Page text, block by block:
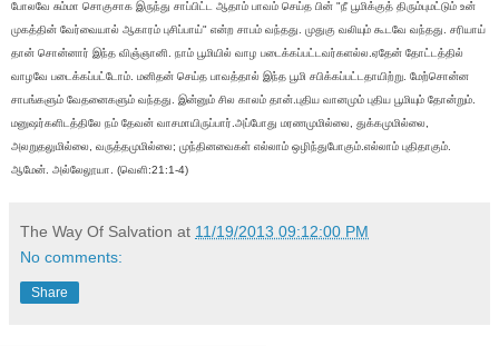
போலவே சும்மா சொகுசாக‌ இருந்து சாப்பிட்ட ஆதாம் பாவம் செய்த பின் "நீ பூமிக்குத் திரும்புமட்டும் உன்
முகத்தின் வேர்வையால் ஆகாரம் புசிப்பாய்" என்ற சாபம் வந்தது. முதுகு வலியும் கூடவே வந்தது. சரியாய்
தான் சொன்னார் இந்த விஞ்ஞானி. நாம் பூமியில் வாழ‌ படைக்கப்பட்டவர்களல்ல.ஏதேன் தோட்டத்தில்
வாழவே படைக்கப்பட்டோம். மனிதன் செய்த‌ பாவத்தால் இந்த பூமி சபிக்கப்பட்டதாயிற்று. மேற்சொன்ன
சாபங்களும் வேதனைகளும் வந்தது. இன்னும் சில காலம் தான்.புதிய வானமும் புதிய பூமியும் தோன்றும்.
மனுஷர்களிடத்திலே நம் தேவன் வாசமாயிருப்பார்.அப்போது மரணமுமில்லை, துக்கமுமில்லை,
அலறுதலுமில்லை, வருத்தமுமில்லை; முந்தினவைகள் எல்லாம் ஒழிந்துபோகும்.எல்லாம் புதிதாகும்.
ஆமேன். அல்லேலூயா. (வெளி:21:1-4)
The Way Of Salvation at 11/19/2013 09:12:00 PM
No comments:
Share